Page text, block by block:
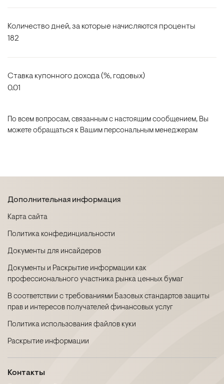
Количество дней, за которые начисляются проценты
182
Ставка купонного дохода (%, годовых)
0.01
По всем вопросам, связанным с настоящим сообщением, Вы
можете обращаться к Вашим персональным менеджерам
Дополнительная информация
Карта сайта
Политика конфединциальности
Документы для инсайдеров
Документы и Раскрытие информации как
профессионального участника рынка ценных бумаг
В соответствии с требованиями Базовых стандартов защиты
прав и интересов получателей финансовых услуг
Политика использования файлов куки
Раскрытие информации
Контакты